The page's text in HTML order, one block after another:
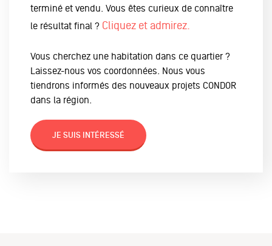
terminé et vendu. Vous êtes curieux de connaître
le résultat final ? Cliquez et admirez.
Vous cherchez une habitation dans ce quartier ?
Laissez-nous vos coordonnées. Nous vous
tiendrons informés des nouveaux projets CONDOR
dans la région.
JE SUIS INTÉRESSÉ